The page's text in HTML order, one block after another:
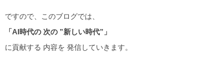
ですので、このブログでは、
「AI時代の 次の ”新しい時代”」
に貢献する 内容を 発信していきます。